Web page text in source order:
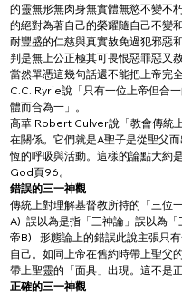
的靈無形無肉身無實體無慾不變不
的絕對為著自己的榮耀隨自己不變
耐豐盛的仁慈與真實赦免過犯邪惡
判是無上公正極其可畏恨惡罪惡又
當然單憑這幾句話還不能把上帝完
C.C. Ryrie說「只有一位上帝但合
體而合為一」。
高華 Robert Culver說「教會傳統
在關係。它們就是A聖子是從聖父
恆的呼吸與活動。這樣的論點大約
God頁96。
錯誤的三一神觀
傳統上對理解基督教所持的「三位
A)  誤以為是指「三神論」誤以為
帝B)   形態論上的錯誤此說主張只
自己。如同上帝在舊約時帶上聖父
帶上聖靈的「面具」出現。這不是
正確的三一神觀